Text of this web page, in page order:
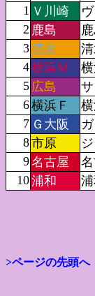
1 Ｖ川崎
2 鹿島
3清水
4横浜Ｍ
5 広島
6横浜Ｆ
7 Ｇ大阪
8市原
9名古屋
10浦和
>ページの先頭へ